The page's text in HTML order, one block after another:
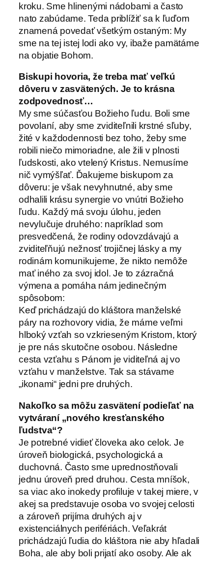
kroku. Sme hlinenými nádobami a často
nato zabúdame. Teda priblížiť sa k ľuďom
znamená povedať všetkým ostaným: My
sme na tej istej lodi ako vy, ibaže pamätáme
na objatie Bohom.
Biskupi hovoria, že treba mať veľkú
dôveru v zasvätených. Je to krásna
zodpovednosť…
My sme súčasťou Božieho ľudu. Boli sme
povolaní, aby sme zviditeľnili krstné sľuby,
žité v každodennosti bez toho, žeby sme
robili niečo mimoriadne, ale žili v plnosti
ľudskosti, ako vtelený Kristus. Nemusíme
nič vymýšľať. Ďakujeme biskupom za
dôveru: je však nevyhnutné, aby sme
odhalili krásu synergie vo vnútri Božieho
ľudu. Každý má svoju úlohu, jeden
nevylučuje druhého: napríklad som
presvedčená, že rodiny odovzdávajú a
zviditeľňujú nežnosť trojičnej lásky a my
rodinám komunikujeme, že nikto nemôže
mať iného za svoj idol. Je to zázračná
výmena a pomáha nám jedinečným
spôsobom:
Keď prichádzajú do kláštora manželské
páry na rozhovory vidia, že máme veľmi
hlboký vzťah so vzkrieseným Kristom, ktorý
je pre nás skutočne osobou. Následne
cesta vzťahu s Pánom je viditeľná aj vo
vzťahu v manželstve. Tak sa stávame
„ikonami“ jedni pre druhých.
Nakoľko sa môžu zasvätení podieľať na
vytváraní „nového kresťanského
ľudstva“?
Je potrebné vidieť človeka ako celok. Je
úroveň biologická, psychologická a
duchovná. Často sme uprednostňovali
jednu úroveň pred druhou. Cesta mníšok,
sa viac ako inokedy profiluje v takej miere, v
akej sa predstavuje osoba vo svojej celosti
a zároveň prijíma druhých aj v
existenciálnych perifériách. Veľakrát
prichádzajú ľudia do kláštora nie aby hľadali
Boha, ale aby boli prijatí ako osoby. Ale ak